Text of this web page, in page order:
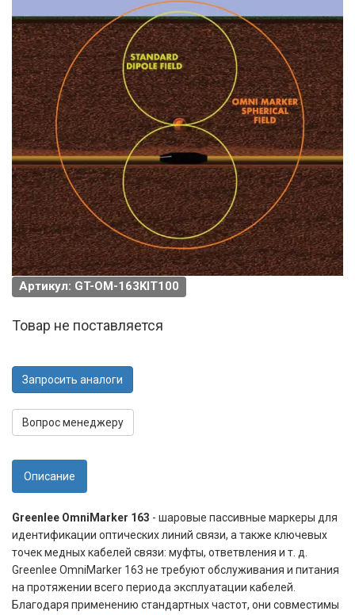
Артикул: GT-OM-163KIT100
Товар не поставляется
Запросить аналоги
Вопрос менеджеру
Описание
Greenlee OmniMarker 163 - шаровые пассивные маркеры для
идентификации оптических линий связи, а также ключевых
точек медных кабелей связи: муфты, ответвления и т. д.
Greenlee OmniMarker 163 не требуют обслуживания и питания
на протяжении всего периода эксплуатации кабелей.
Благодаря применению стандартных частот, они совместимы